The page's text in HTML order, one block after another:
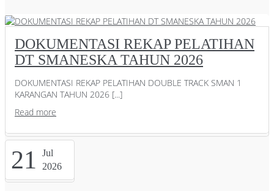
DOKUMENTASI REKAP PELATIHAN
DT SMANESKA TAHUN 2026
DOKUMENTASI REKAP PELATIHAN DOUBLE TRACK SMAN 1
KARANGAN TAHUN 2026 [...]
Read more
21
Jul
2026